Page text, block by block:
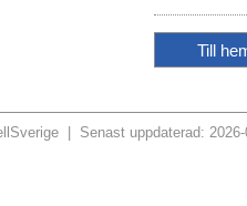
Till
| Senast uppdaterad: 2026-